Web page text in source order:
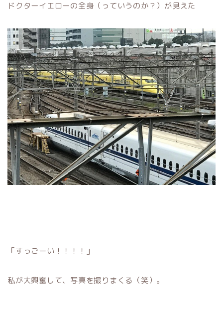
ドクターイエローの全身（っていうのか？）が見えた
「すっごーい！！！！」
私が大興奮して、写真を撮りまくる（笑）。